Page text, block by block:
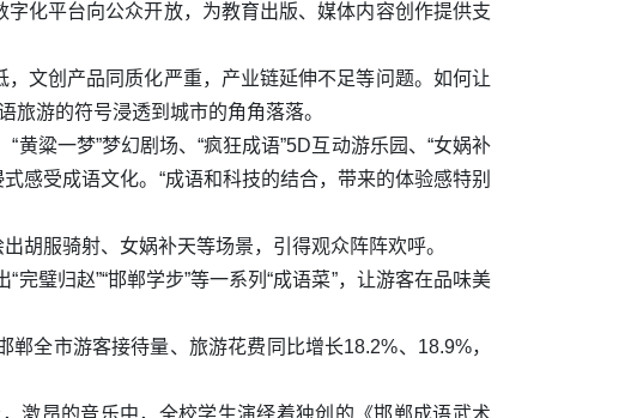
化平台向公众开放，为教育出版、媒体内容创作提供支
文创产品同质化严重，产业链延伸不足等问题。如何让
旅游的符号浸透到城市的角角落落。
粱一梦”梦幻剧场、“疯狂成语”5D互动游乐园、“女娲补
感受成语文化。“成语和科技的结合，带来的体验感特别
胡服骑射、女娲补天等场景，引得观众阵阵欢呼。
璧归赵”“邯郸学步”等一系列“成语菜”，让游客在品味美
全市游客接待量、旅游花费同比增长18.2%、18.9%，
激昂的音乐中，全校学生演绎着独创的《邯郸成语武术